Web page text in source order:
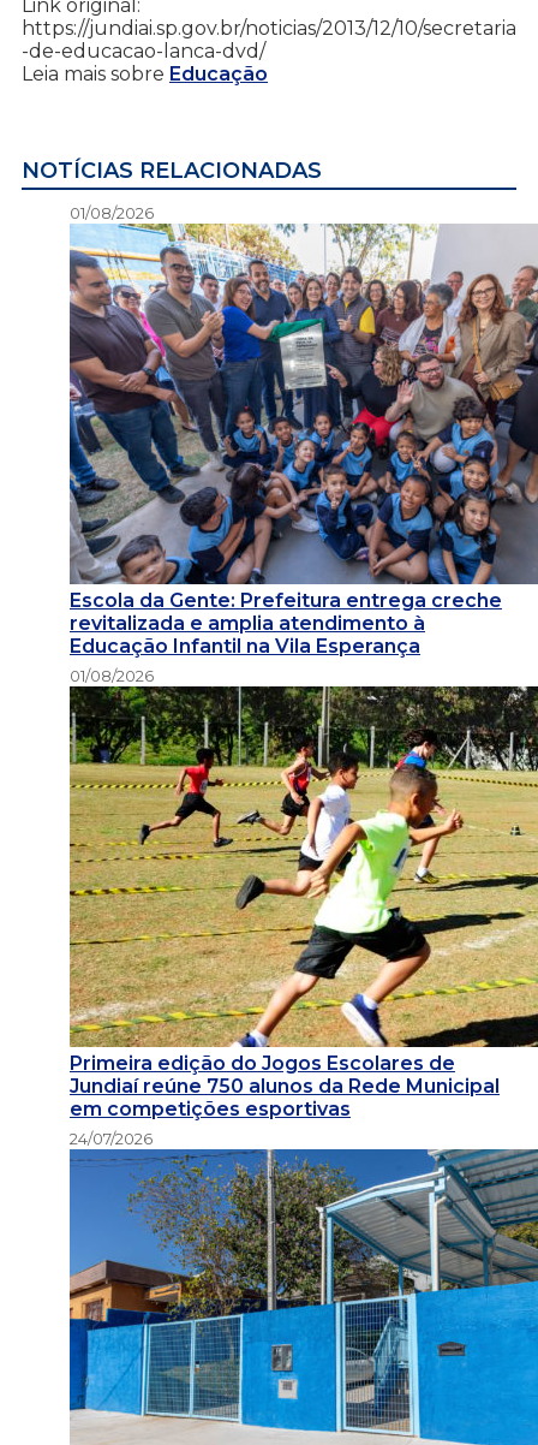
Link original:
https://jundiai.sp.gov.br/noticias/2013/12/10/secretaria
-de-educacao-lanca-dvd/
Leia mais sobre Educação
NOTÍCIAS RELACIONADAS
01/08/2026
Escola da Gente: Prefeitura entrega creche
revitalizada e amplia atendimento à
Educação Infantil na Vila Esperança
01/08/2026
Primeira edição do Jogos Escolares de
Jundiaí reúne 750 alunos da Rede Municipal
em competições esportivas
24/07/2026